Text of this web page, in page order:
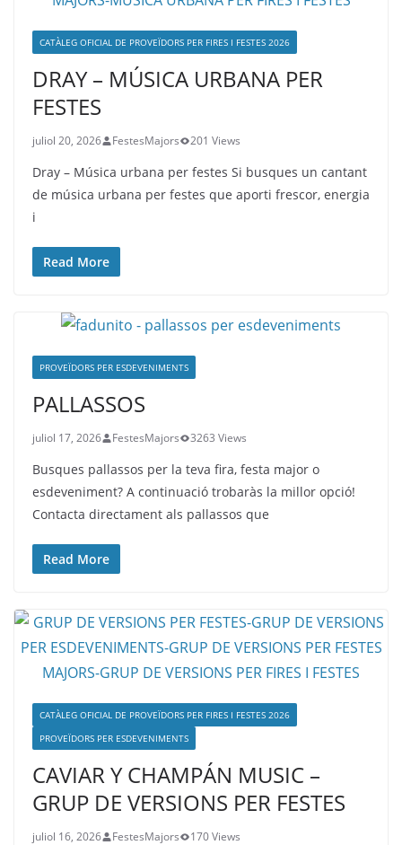
CATÀLEG OFICIAL DE PROVEÏDORS PER FIRES I FESTES 2026
DRAY – MÚSICA URBANA PER
FESTES
juliol 20, 2026 FestesMajors 201 Views
Dray – Música urbana per festes Si busques un cantant
de música urbana per festes que aporti frescor, energia
i
Read More
PROVEÏDORS PER ESDEVENIMENTS
PALLASSOS
juliol 17, 2026 FestesMajors 3263 Views
Busques pallassos per la teva fira, festa major o
esdeveniment? A continuació trobaràs la millor opció!
Contacta directament als pallassos que
Read More
CATÀLEG OFICIAL DE PROVEÏDORS PER FIRES I FESTES 2026
PROVEÏDORS PER ESDEVENIMENTS
CAVIAR Y CHAMPÁN MUSIC –
GRUP DE VERSIONS PER FESTES
juliol 16, 2026 FestesMajors 170 Views